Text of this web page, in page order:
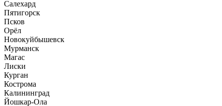
Салехард
Пятигорск
Псков
Орёл
Новокуйбышевск
Мурманск
Магас
Лиски
Курган
Кострома
Калининград
Йошкар-Ола